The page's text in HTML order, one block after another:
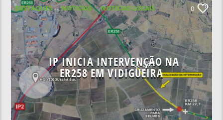
DESTAQUES NOTICIAS
NOTÍCIAS LOCAIS
NOTÍCIAS NACIONAIS
0
IP INICIA INTERVENÇÃO NA
ER258 EM VIDIGUEIRA